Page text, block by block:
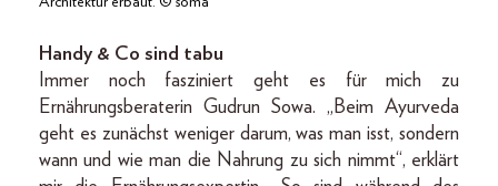
Handy & Co sind tabu
Immer noch fasziniert geht es für mich zu
Ernährungsberaterin Gudrun Sowa. „Beim Ayurveda
geht es zunächst weniger darum, was man isst, sondern
wann und wie man die Nahrung zu sich nimmt“, erklärt